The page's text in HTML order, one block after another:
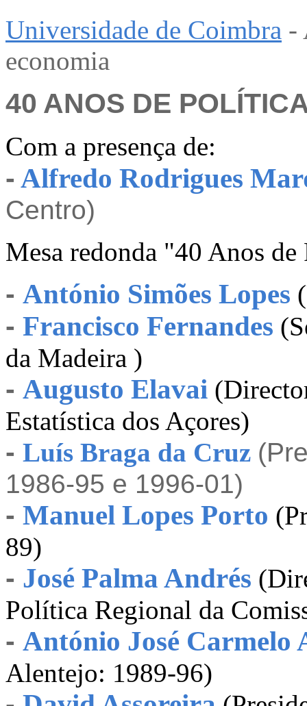
Universidade de Coimbra -
economia
40 ANOS DE
Com a presença de:
- Alfredo Rodrigues
Centro)
Mesa redonda "40 Anos
- António Simões Lopes
- Francisco Fernandes
da Madeira )
- Augusto Elavai
Estatística dos Açores)
- Luís Braga da Cruz
1986-95 e 1996-01)
- Manuel Lopes Porto
89)
- José Palma Andrés
Política Regional da
- António José Carmelo
Alentejo: 1989-96)